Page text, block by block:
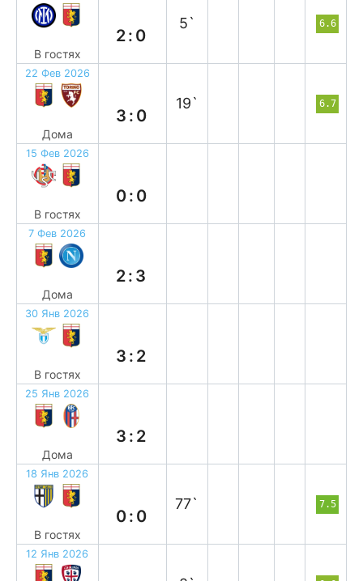
В гостях
2:0
5` 6.6
22 Фев 2026
Дома
3:0
19` 6.7
15 Фев 2026
В гостях
0:0
7 Фев 2026
Дома
2:3
30 Янв 2026
В гостях
3:2
25 Янв 2026
Дома
3:2
18 Янв 2026
В гостях
0:0
77` 7.5
12 Янв 2026